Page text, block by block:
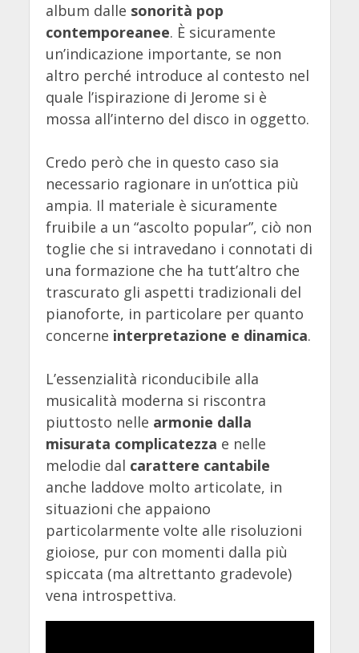
album dalle sonorità pop
contemporeanee. È sicuramente
un’indicazione importante, se non
altro perché introduce al contesto nel
quale l’ispirazione di Jerome si è
mossa all’interno del disco in oggetto.
Credo però che in questo caso sia
necessario ragionare in un’ottica più
ampia. Il materiale è sicuramente
fruibile a un “ascolto popular”, ciò non
toglie che si intravedano i connotati di
una formazione che ha tutt’altro che
trascurato gli aspetti tradizionali del
pianoforte, in particolare per quanto
concerne interpretazione e dinamica.
L’essenzialità riconducibile alla
musicalità moderna si riscontra
piuttosto nelle armonie dalla
misurata complicatezza e nelle
melodie dal carattere cantabile
anche laddove molto articolate, in
situazioni che appaiono
particolarmente volte alle risoluzioni
gioiose, pur con momenti dalla più
spiccata (ma altrettanto gradevole)
vena introspettiva.